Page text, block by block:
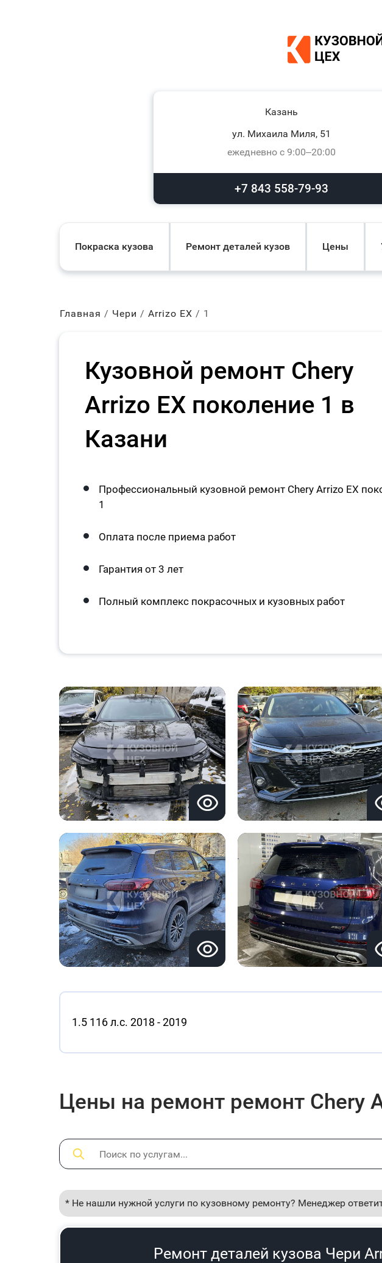
Казань
ул. Михаила Миля, 51
ежедневно с 9:00–20:00
+7 843 558-79-93
Покраска кузова Ремонт деталей кузов Цены
Главная Чери Arrizo EX 1
Кузовной ремонт Chery
Arrizo EX поколение 1 в
Казани
Профессиональный кузовной ремонт Chery Arrizo EX
1
Оплата после приема работ
Гарантия от 3 лет
Полный комплекс покрасочных и кузовных работ
1.5 116 л.с. 2018 - 2019
Цены на ремонт ремонт Chery
* Не нашли нужной услуги по кузовному ремонту? Менеджер
Ремонт деталей кузова Чери